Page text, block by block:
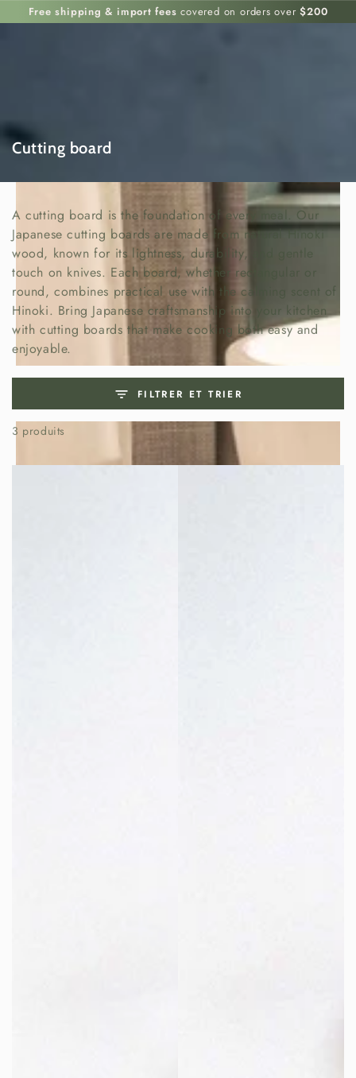
IGNORER LE
CONTENU
Free shipping & import fees covered on orders over$200
Collection:
Cutting board
A cutting board is the foundation of every meal. Our
Japanese cutting boards are made from natural Hinoki
wood, known for its lightness, durability, and gentle
touch on knives. Each board, whether rectangular or
round, combines practical use with the calming scent of
Hinoki. Bring Japanese craftsmanship into your kitchen
with cutting boards that make cooking both easy and
enjoyable.
FILTRER ET TRIER
3 produits